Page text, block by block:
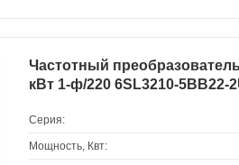
Частотный
кВт 1-ф/220 6SL3210-5BB22-
Серия:
Мощность, Квт: